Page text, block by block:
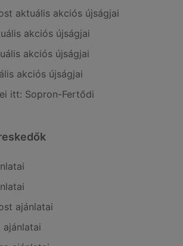
aktuális akciós újságjai
akciós újságjai
akciós újságjai
akciós újságjai
itt: Sopron-Fertődi
ajánlatai